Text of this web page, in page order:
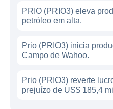
PRIO (PRIO3) eleva
petróleo em alta.
Prio (PRIO3) inicia
Campo de Wahoo.
Prio (PRIO3) reverte
prejuízo de US$ 185,4